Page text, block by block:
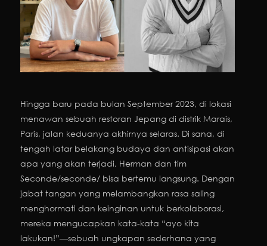
Hingga baru pada bulan September 2023, di lokasi
menawan sebuah restoran Jepang di distrik Marais,
Paris, jalan keduanya akhirnya selaras. Di sana, di
tengah latar belakang budaya dan antisipasi akan
apa yang akan terjadi, Herman dan tim
Seconde/seconde/ bisa bertemu langsung. Dengan
jabat tangan yang melambangkan rasa saling
menghormati dan keinginan untuk berkolaborasi,
mereka mengucapkan kata-kata “ayo kita
lakukan!”—sebuah ungkapan sederhana yang